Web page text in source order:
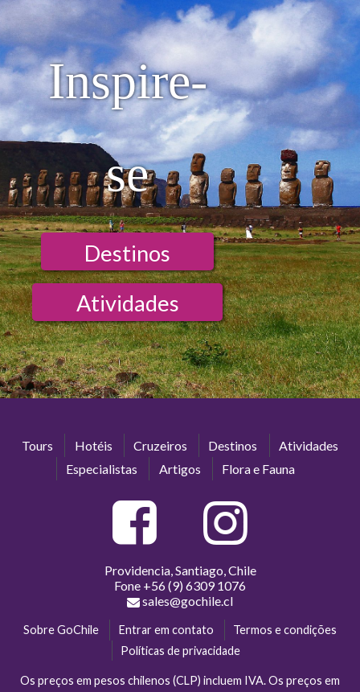
Inspire-
se
Destinos
Atividades
Tours Hotéis Cruzeiros Destinos
Atividades
Especialistas
Artigos Flora e Fauna
Providencia, Santiago, Chile
Fone +56 (9) 6309 1076
sales@gochile.cl
Sobre GoChile Entrar em contato
Termos e condições
Políticas de privacidade
Os preços em pesos chilenos (CLP) incluem IVA. Os preços em